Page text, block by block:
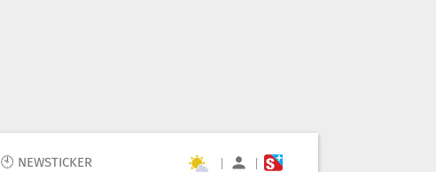
🕙 NEWSTICKER | |